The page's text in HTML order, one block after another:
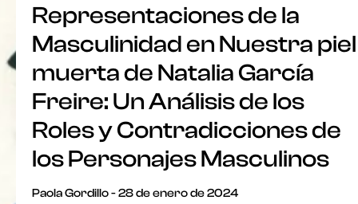
Representaciones de la
Masculinidad en Nuestra piel
muerta de Natalia García
Freire: Un Análisis de los
Roles y Contradicciones de
los Personajes Masculinos
Paola Gordillo 28 de enero de 2024